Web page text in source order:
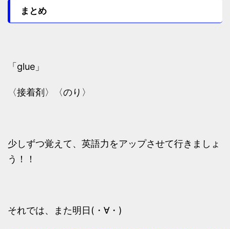
まとめ
「glue」
〈接着剤〉〈のり〉
少しずつ覚えて、英語力をアップさせて行きましょ
う！！
それでは、また明日(・∀・)